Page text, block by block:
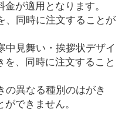
が適用となります。
同時に注文することが
見舞い・挨拶状デザイ
を、同時に注文すること
異なる種別のはがき
できません。